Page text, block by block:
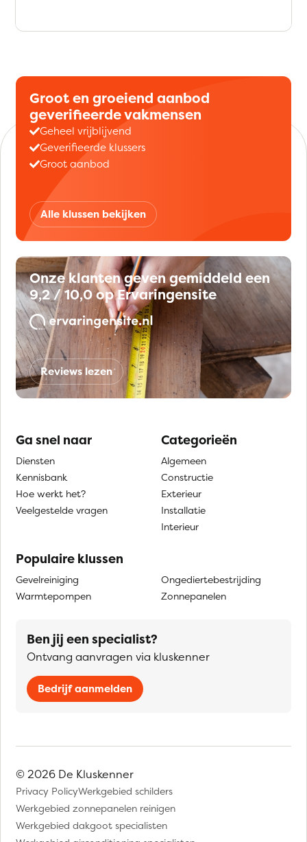
Groot en groeiend aanbod
geverifieerde vakmensen
Geheel vrijblijvend
Geverifieerde klussers
Groot aanbod
Alle klussen bekijken
Onze klanten geven gemiddeld een
9,2 / 10,0 op Ervaringensite
Reviews lezen
Ga snel naar
Diensten
Kennisbank
Hoe werkt het?
Veelgestelde vragen
Categorieën
Algemeen
Constructie
Exterieur
Installatie
Interieur
Populaire klussen
Gevelreiniging
Warmtepompen
Ongediertebestrijding
Zonnepanelen
Ben jij een specialist?
Ontvang aanvragen via kluskenner
Bedrijf aanmelden
© 2026 De Kluskenner
Privacy PolicyWerkgebied schilders
Werkgebied zonnepanelen reinigen
Werkgebied dakgoot specialisten